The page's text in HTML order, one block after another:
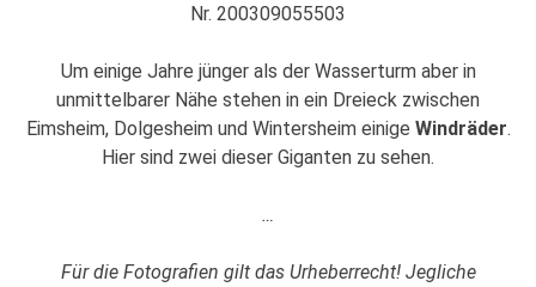
Nr. 200309055503
Um einige Jahre jünger als der Wasserturm aber in
unmittelbarer Nähe stehen in ein Dreieck zwischen
Eimsheim, Dolgesheim und Wintersheim einige Windräder.
Hier sind zwei dieser Giganten zu sehen.
…
Für die Fotografien gilt das Urheberrecht! Jegliche